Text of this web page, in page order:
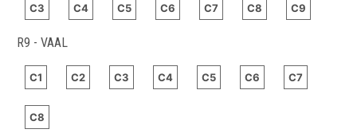
C3 C4 C5 C6 C7 C8 C9
R9 - VAAL
C1 C2 C3 C4 C5 C6 C7
C8